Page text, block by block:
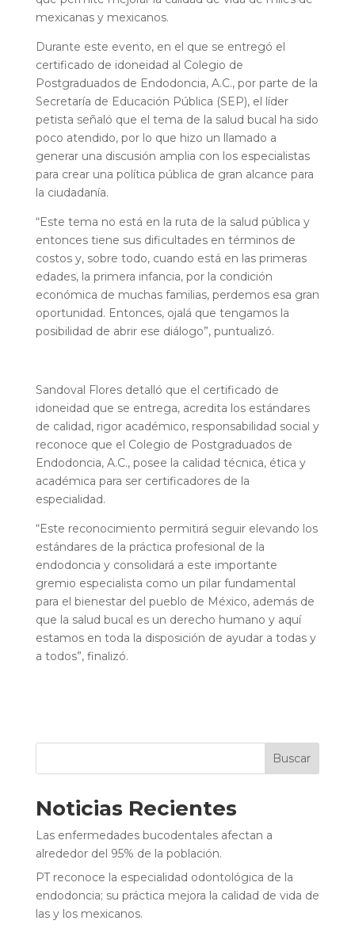
mexicanas y mexicanos.
Durante este evento, en el que se entregó el
certificado de idoneidad al Colegio de
Postgraduados de Endodoncia, A.C., por parte de la
Secretaría de Educación Pública (SEP), el líder
petista señaló que el tema de la salud bucal ha sido
poco atendido, por lo que hizo un llamado a
generar una discusión amplia con los especialistas
para crear una política pública de gran alcance para
la ciudadanía.
“Este tema no está en la ruta de la salud pública y
entonces tiene sus dificultades en términos de
costos y, sobre todo, cuando está en las primeras
edades, la primera infancia, por la condición
económica de muchas familias, perdemos esa gran
oportunidad. Entonces, ojalá que tengamos la
posibilidad de abrir ese diálogo”, puntualizó.
Sandoval Flores detalló que el certificado de
idoneidad que se entrega, acredita los estándares
de calidad, rigor académico, responsabilidad social y
reconoce que el Colegio de Postgraduados de
Endodoncia, A.C., posee la calidad técnica, ética y
académica para ser certificadores de la
especialidad.
“Este reconocimiento permitirá seguir elevando los
estándares de la práctica profesional de la
endodoncia y consolidará a este importante
gremio especialista como un pilar fundamental
para el bienestar del pueblo de México, además de
que la salud bucal es un derecho humano y aquí
estamos en toda la disposición de ayudar a todas y
a todos”, finalizó.
Buscar
Noticias Recientes
Las enfermedades bucodentales afectan a
alrededor del 95% de la población.
PT reconoce la especialidad odontológica de la
endodoncia; su práctica mejora la calidad de vida de
las y los mexicanos.